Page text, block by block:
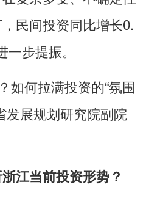
民间投资同比增长0.
步提振。
何拉满投资的“氛围
发展规划研究院副院
江当前投资形势？